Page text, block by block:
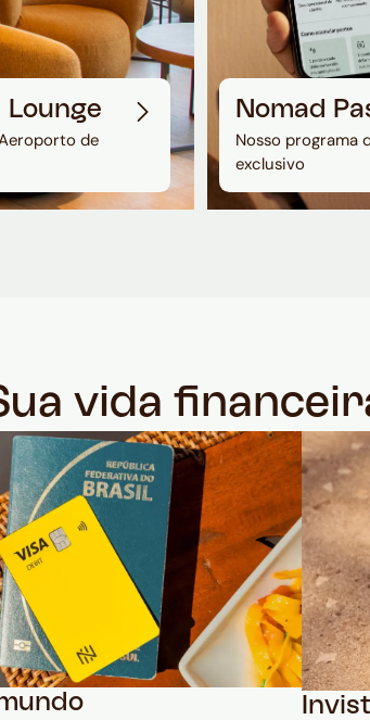
Lounge
de
Nomad
Nosso programa
exclusivo
vida